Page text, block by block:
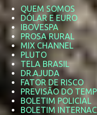
QUEM SOMOS
DÓLAR E EURO
IBOVESPA
PROSA RURAL
MIX CHANNEL
PLUTO
TELA BRASIL
DR.AJUDA
FATOR DE RISCO
PREVISÃO DO
BOLETIM POLICIAL
BOLETIM